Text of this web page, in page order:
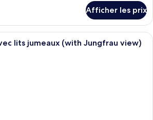
Afficher les prix
Une chambre à coucher
lits jumeaux (with Jungfrau view)